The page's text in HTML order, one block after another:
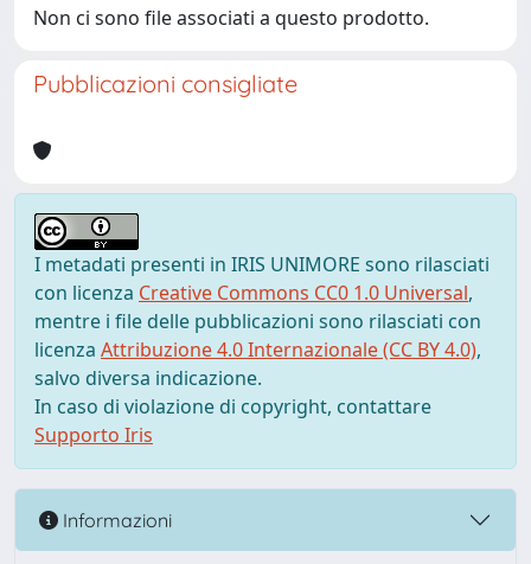
Non ci sono file associati a questo prodotto.
Pubblicazioni consigliate
I metadati presenti in IRIS UNIMORE sono rilasciati
con licenza Creative Commons CC0 1.0 Universal,
mentre i file delle pubblicazioni sono rilasciati con
licenza Attribuzione 4.0 Internazionale (CC BY 4.0),
salvo diversa indicazione.
In caso di violazione di copyright, contattare
Supporto Iris
Informazioni